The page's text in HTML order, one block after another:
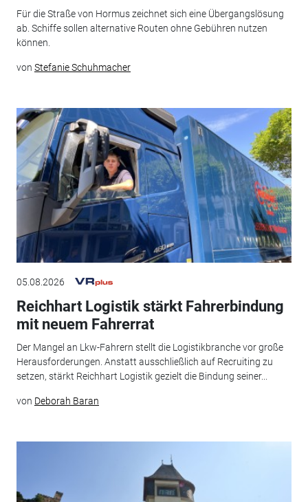
Für die Straße von Hormus zeichnet sich eine Übergangslösung
ab. Schiffe sollen alternative Routen ohne Gebühren nutzen
können.
von Stefanie Schuhmacher
05.08.2026
Reichhart Logistik stärkt Fahrerbindung
mit neuem Fahrerrat
Der Mangel an Lkw-Fahrern stellt die Logistikbranche vor große
Herausforderungen. Anstatt ausschließlich auf Recruiting zu
setzen, stärkt Reichhart Logistik gezielt die Bindung seiner...
von Deborah Baran